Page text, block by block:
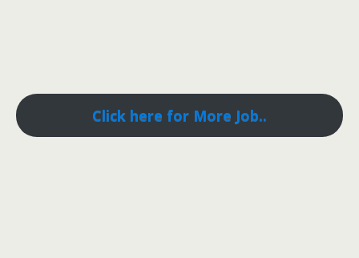
Click here for More Job..